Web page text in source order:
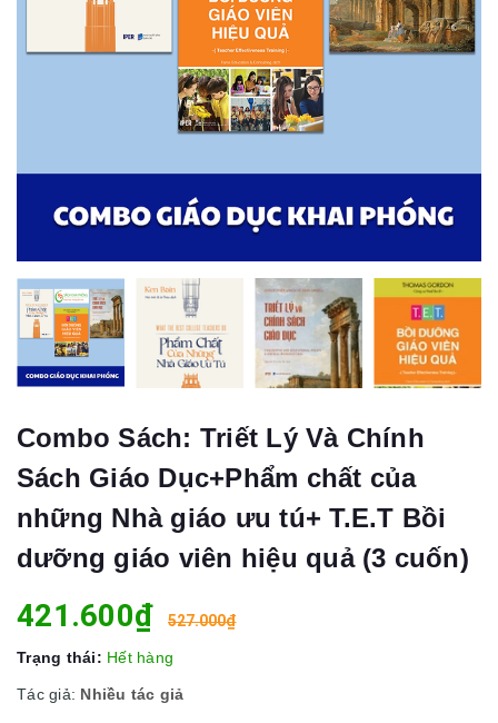
Combo Sách: Triết Lý Và Chính
Sách Giáo Dục+Phẩm chất của
những Nhà giáo ưu tú+ T.E.T Bồi
dưỡng giáo viên hiệu quả (3 cuốn)
421.600₫ 527.000₫
Trạng thái: Hết hàng
Tác giả: Nhiều tác giả